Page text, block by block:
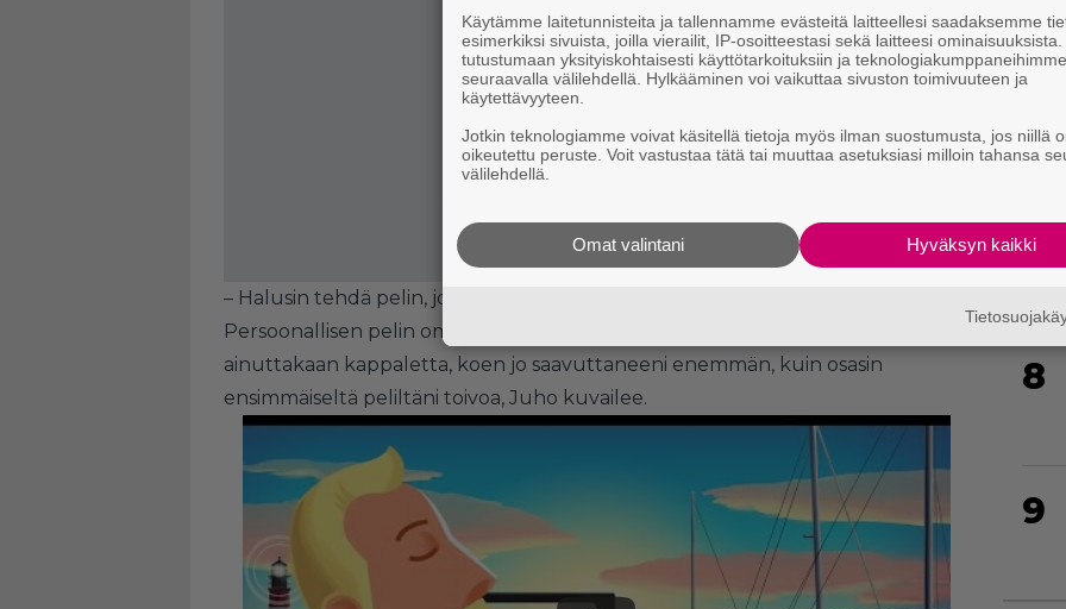
– Halusin tehdä pelin, jollaisen itse toivoisin löytäväni App Storesta.
Persoonallisen pelin omaperäisellä idealla. Vaikka
ainuttakaan kappaletta, koen jo saavuttaneeni enemmän, kuin osasin
ensimmäiseltä peliltäni toivoa, Juho kuvailee.
7
8
9
Käytämme laitetunnisteita ja tallennamme evästeitä laitteellesi saadaksemme
esimerkiksi sivuista, joilla vierailit, IP-osoitteestasi sekä laitteesi
tutustumaan yksityiskohtaisesti käyttötarkoituksiin ja teknologiakumppaneihimme
seuraavalla välilehdellä. Hylkääminen voi vaikuttaa sivuston toimivuuteen ja
käytettävyyteen.
Jotkin teknologiamme voivat käsitellä tietoja myös ilman suostumusta, jos niillä
oikeutettu peruste. Voit vastustaa tätä tai muuttaa asetuksiasi milloin tahansa
välilehdellä.
Hyväksyn kaikki
Omat valintani